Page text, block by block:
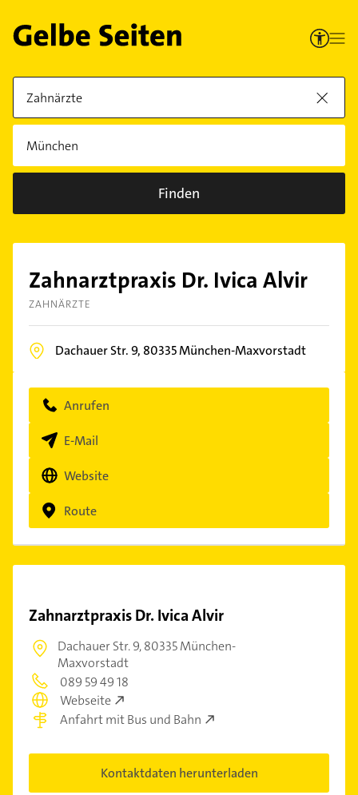
Finden
Zahnarztpraxis Dr. Ivica Alvir
ZAHNÄRZTE
Dachauer Str. 9, 80335München-Maxvorstadt
Anrufen
E-Mail
Website
Route
Zahnarztpraxis Dr. Ivica Alvir
Dachauer Str. 9,80335 München-
Maxvorstadt
089 59 49 18
Webseite
Anfahrt mit Bus und Bahn
Kontaktdaten herunterladen